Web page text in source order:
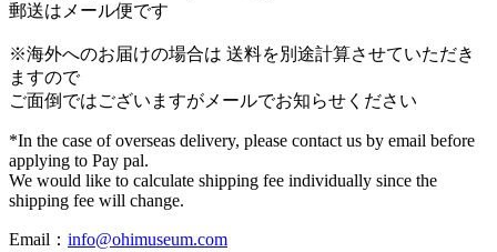
郵送はメール便です
※海外へのお届けの場合は 送料を別途計算させていただき
ますので
ご面倒ではございますがメールでお知らせください
*In the case of overseas delivery, please contact us by email before
applying to Pay pal.
We would like to calculate shipping fee individually since the
shipping fee will change.
Email： info@ohimuseum.com